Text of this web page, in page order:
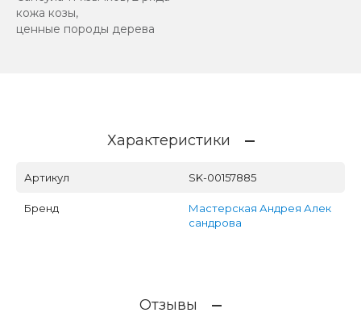
кожа козы,
ценные породы дерева
Характеристики
Артикул SK-00157885
Бренд
Мастерская Андрея Алек
сандрова
Отзывы